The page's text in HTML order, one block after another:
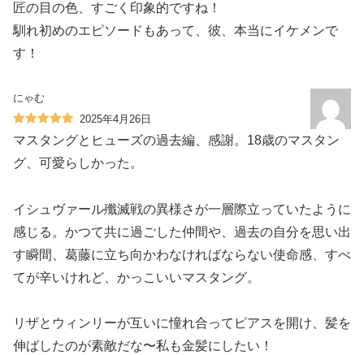
匠の目の色、すごく印象的ですね！
馴れ初めのエピソードもあって、彼、本当にイケメンで
す！
にゃむ
2025年4月26日
マスタングとヒューズの過去編、感謝。18歳のマスタン
グ、可愛らしかった。
イシュヴァール殲滅戦の異様さが一層際立っていたように
感じる。かつて共に過ごした仲間や、過去の自分を思い出
す瞬間、葛藤に立ち向かわなければならない使命感、すべ
てが辛いけれど、かっこいいマスタング。
リザとウィンリーが互いに憧れ合ってピアスを開け、髪を
伸ばしたのが素敵だな〜私も金髪にしたい！